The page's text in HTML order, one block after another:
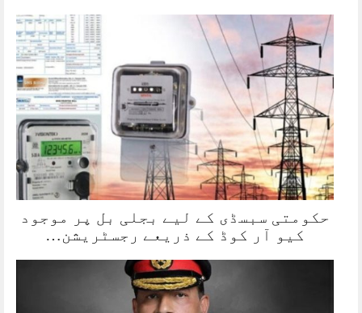
حکومتی سبسڈی کے لیے بجلی بل پر موجود
کیو آر کوڈ کے ذریعے رجسٹریشن…